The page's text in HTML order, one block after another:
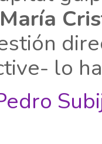
María
lo